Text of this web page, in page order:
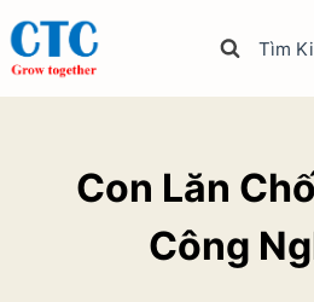
Skip
to
content
Tìm
Con Lăn
Công